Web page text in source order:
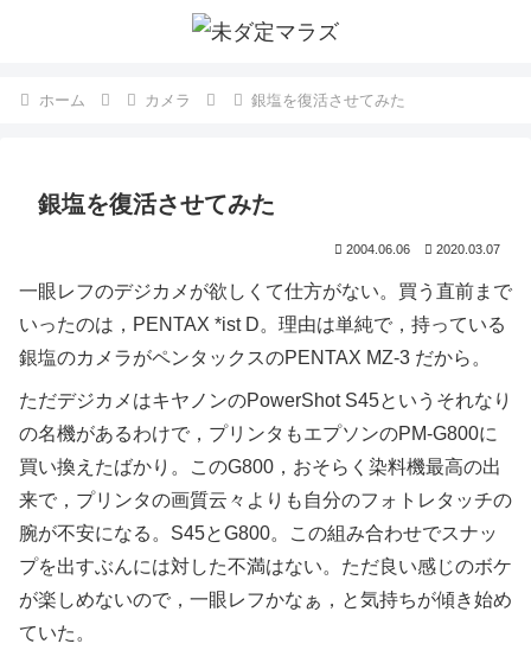
ホーム カメラ 銀塩を復活させてみた
銀塩を復活させてみた
2004.06.06 2020.03.07
一眼レフのデジカメが欲しくて仕方がない。買う直前まで
いったのは，PENTAX *ist D。理由は単純で，持っている
銀塩のカメラがペンタックスのPENTAX MZ-3 だから。
ただデジカメはキヤノンのPowerShot S45というそれなり
の名機があるわけで，プリンタもエプソンのPM-G800に
買い換えたばかり。このG800，おそらく染料機最高の出
来で，プリンタの画質云々よりも自分のフォトレタッチの
腕が不安になる。S45とG800。この組み合わせでスナッ
プを出すぶんには対した不満はない。ただ良い感じのボケ
が楽しめないので，一眼レフかなぁ，と気持ちが傾き始め
ていた。